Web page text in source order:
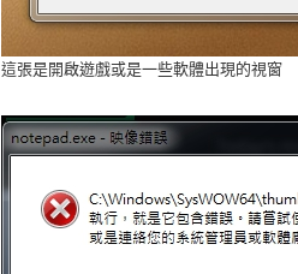
這張是開啟遊戲或是一些軟體出現的視窗